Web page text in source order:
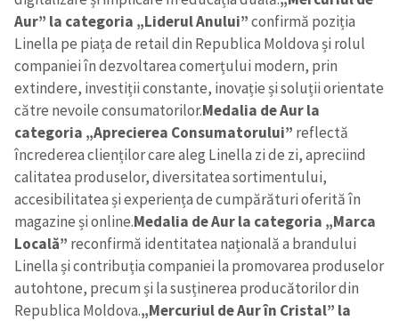
Aur” la categoria „Liderul Anului”confirmă poziția
Linella pe piața de retail din Republica Moldova și rolul
companiei în dezvoltarea comerțului modern, prin
extindere, investiții constante, inovație și soluții orientate
către nevoile consumatorilor.Medalia de Aur la
categoria „Aprecierea Consumatorului” reflectă
încrederea clienților care aleg Linella zi de zi, apreciind
calitatea produselor, diversitatea sortimentului,
accesibilitatea și experiența de cumpărături oferită în
magazine și online.Medalia de Aur la categoria „Marca
Locală” reconfirmă identitatea națională a brandului
Linella și contribuția companiei la promovarea produselor
autohtone, precum și la susținerea producătorilor din
Republica Moldova.„Mercuriul de Aur în Cristal” la